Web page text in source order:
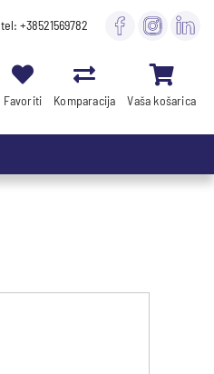
tel: +38521569782
Vaša košarica
Komparacija
Favoriti